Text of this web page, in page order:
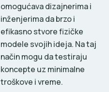
omogućava dizajnerima i
inženjerima da brzo i
efikasno stvore fizičke
modele svojih ideja. Na taj
način mogu da testiraju
koncepte uz minimalne
troškove i vreme.